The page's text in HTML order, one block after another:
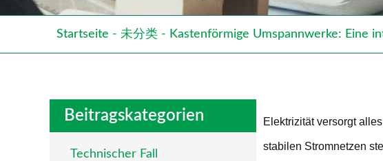
Startseite - 未分类 - Kastenförmige Umspannwerke: Eine
Beitragskategorien
Technischer Fall
Elektrizität versorgt
stabilen Stromnetzen